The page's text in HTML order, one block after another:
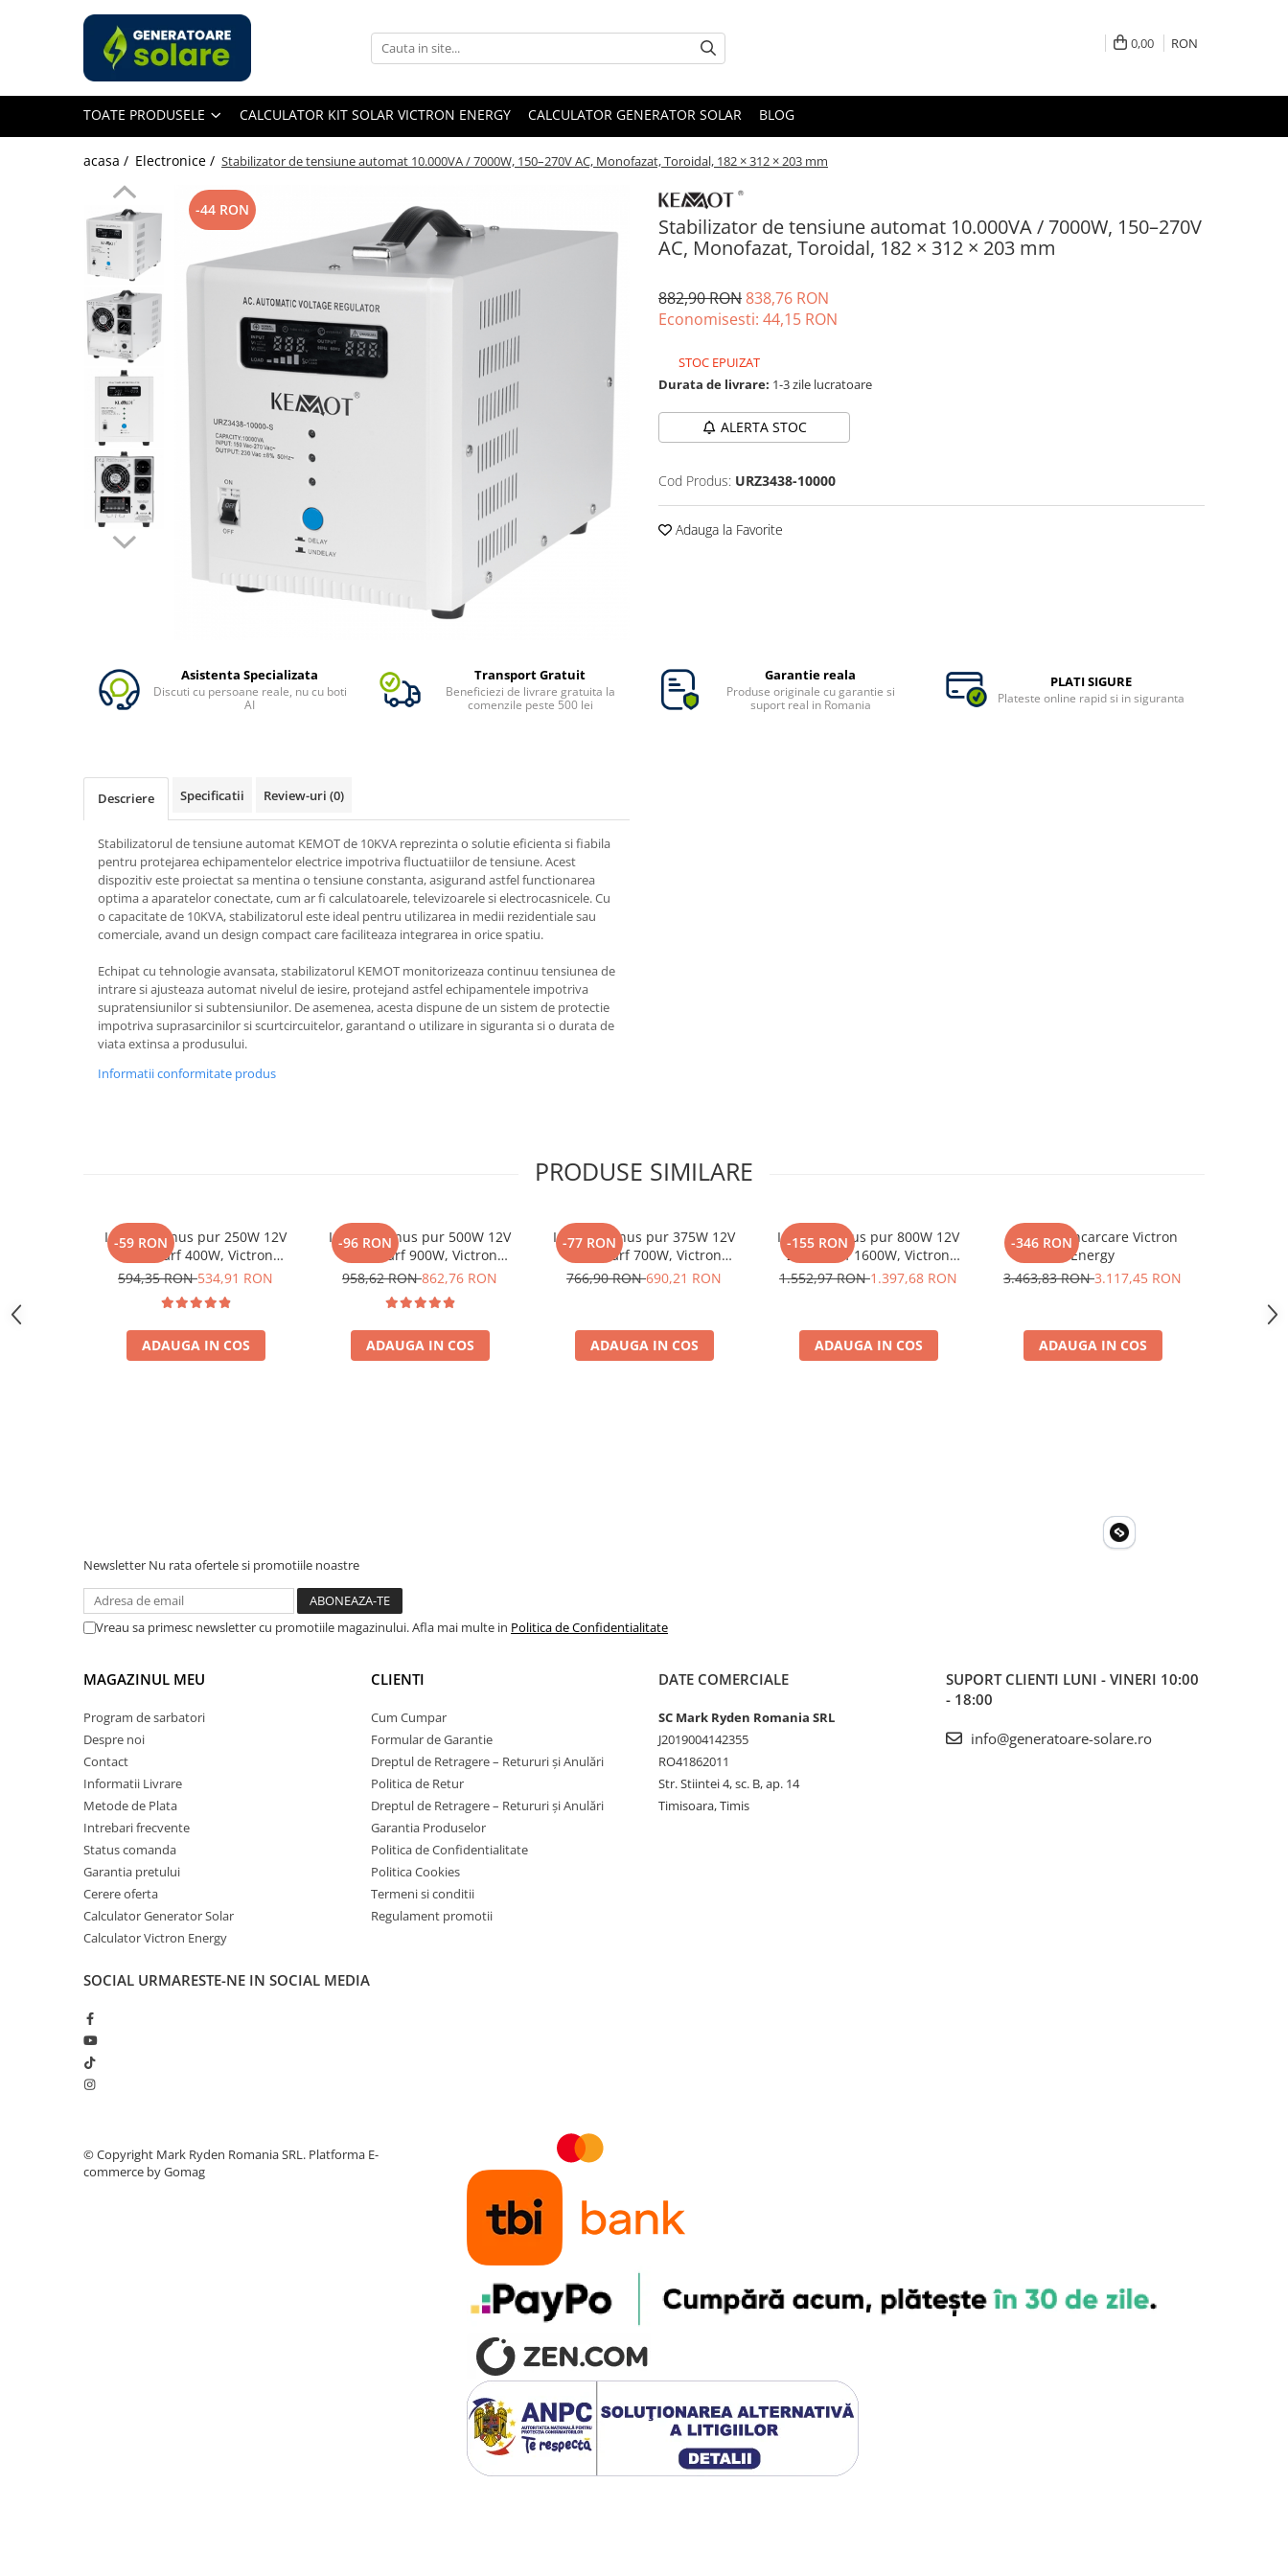
Toate Produsele
Cauta dupa capacitate
Intre 1000-2000W
Intre 2000-3000W
Peste 3000W
Cauta dupa marca
Vezi toate statiile
Accesorii Statii de Alimentare
Kituri Generatoare Solare
Cauta dupa capacitate
Toate generatoarele
Cauta dupa marca
Toate panourile portabile
Kituri solare pentru balcon
Cabluri panouri fotovoltaice
Cabluri pentru echipamente
Accesorii
Monitorizare si control
Acumulatori Litiu
Acumulatori Gel
Invertoare Tensiune
Roboti Pornire Auto
Statii de incarcare vehicule
UPS Centrale Termice
Stabilizatoare Tensiune
Scule si aparate
Instrumente de masura
Anemometre
Multimetre Portabile
Tahometre
Termometre
Accesorii instrumente de masura
0,00 RON
TOATE PRODUSELE CALCULATOR KIT SOLAR VICTRON ENERGY CALCULATOR GENERATOR SOLAR BLOG
acasa / Electronice / Stabilizator de tensiune automat 10.000VA / 7000W, 150–270V AC, Monofazat, Toroidal, 182 × 312 × 203 mm
Stabilizator de tensiune automat 10.000VA / 7000W, 150–270V
AC, Monofazat, Toroidal, 182 × 312 × 203 mm
-44 RON
882,90 RON838,76 RON
Economisesti: 44,15 RON
STOC EPUIZAT
Durata de livrare: 1-3 zile lucratoare
ALERTA STOC
Cod Produs: URZ3438-10000
Adauga la Favorite
Asistenta Specializata
Discuti cu persoane reale, nu cu boti
AI
Transport Gratuit
Beneficiezi de livrare gratuita la
comenzile peste 500 lei
Garantie reala
Produse originale cu garantie si
suport real in Romania
PLATI SIGURE
Plateste online rapid si in siguranta
Descriere Specificatii Review-uri (0)
Stabilizatorul de tensiune automat KEMOT de 10KVA reprezinta o solutie eficienta si fiabila
pentru protejarea echipamentelor electrice impotriva fluctuatiilor de tensiune. Acest
dispozitiv este proiectat sa mentina o tensiune constanta, asigurand astfel functionarea
optima a aparatelor conectate, cum ar fi calculatoarele, televizoarele si electrocasnicele. Cu
o capacitate de 10KVA, stabilizatorul este ideal pentru utilizarea in medii rezidentiale sau
comerciale, avand un design compact care faciliteaza integrarea in orice spatiu.
Echipat cu tehnologie avansata, stabilizatorul KEMOT monitorizeaza continuu tensiunea de
intrare si ajusteaza automat nivelul de iesire, protejand astfel echipamentele impotriva
supratensiunilor si subtensiunilor. De asemenea, acesta dispune de un sistem de protectie
impotriva suprasarcinilor si scurtcircuitelor, garantand o utilizare in siguranta si o durata de
viata extinsa a produsului.
Informatii conformitate produs
PRODUSE SIMILARE
-59 RON
Invertor sinus pur 250W 12V
230V, varf 400W, Victron
Phoenix, pentru auto, panouri
594,35 RON534,91 RON
ADAUGA IN COS
-96 RON
Invertor sinus pur 500W 12V
230V, varf 900W, Victron
Phoenix, pentru auto, panouri
958,62 RON862,76 RON
ADAUGA IN COS
-77 RON
Invertor sinus pur 375W 12V
230V, varf 700W, Victron
Phoenix, pentru auto, panouri
766,90 RON690,21 RON
ADAUGA IN COS
-155 RON
Invertor sinus pur 800W 12V
230V, varf 1600W, Victron
Phoenix, pentru auto, panouri
1.552,97 RON1.397,68 RON
ADAUGA IN COS
-346 RON
Statie De Incarcare Victron
Energy
3.463,83 RON3.117,45 RON
ADAUGA IN COS
Newsletter Nu rata ofertele si promotiile noastre
Vreau sa primesc newsletter cu promotiile magazinului. Afla mai multe in Politica de Confidentialitate
MAGAZINUL MEU
Program de sarbatori
Despre noi
Contact
Informatii Livrare
Metode de Plata
Intrebari frecvente
Status comanda
Garantia pretului
Cerere oferta
Calculator Generator Solar
Calculator Victron Energy
CLIENTI
Cum Cumpar
Formular de Garantie
Dreptul de Retragere – Retururi și Anulări
Politica de Retur
Dreptul de Retragere – Retururi și Anulări
Garantia Produselor
Politica de Confidentialitate
Politica Cookies
Termeni si conditii
Regulament promotii
DATE COMERCIALE
SC Mark Ryden Romania SRL
J2019004142355
RO41862011
Str. Stiintei 4, sc. B, ap. 14
Timisoara, Timis
SUPORT CLIENTI LUNI - VINERI 10:00
- 18:00
info@generatoare-solare.ro
SOCIAL URMARESTE-NE IN SOCIAL MEDIA
©️ Copyright Mark Ryden Romania SRL. Platforma E-
commerce by Gomag